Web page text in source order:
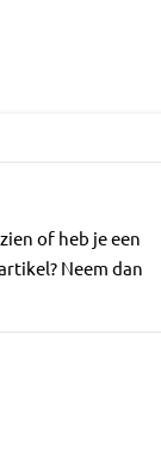
of heb je een
Neem dan